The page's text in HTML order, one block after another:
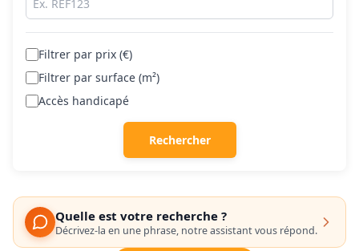
Filtrer par prix (€)
Filtrer par surface (m²)
Accès handicapé
Rechercher
Quelle est votre recherche ?
Décrivez-la en une phrase, notre assistant vous répond.